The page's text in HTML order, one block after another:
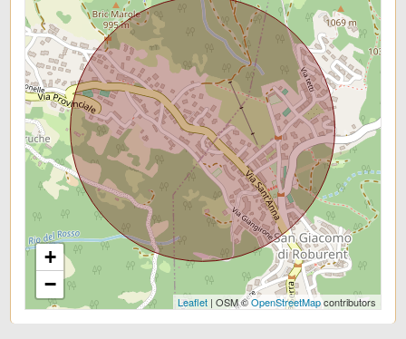
+
−
Leaflet| OSM ©OpenStreetMapcontributors